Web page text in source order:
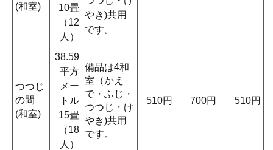
(和室)
10畳
（12
人）
やき)共用
です。
つつじ
の間
(和室)
38.59
平方
メー
トル
15畳
（18
人）
備品は4和
室（かえ
で・ふじ・
つつじ・け
やき)共用
です。
510円 700円 510円